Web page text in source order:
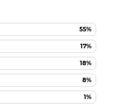
55%
17%
18%
8%
1%